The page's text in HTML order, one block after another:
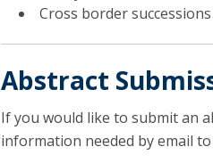
Cross border successions
Abstract
If you would like to submit an
information needed by email to